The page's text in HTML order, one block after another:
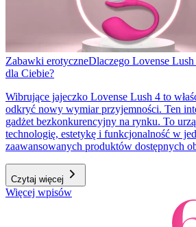
Zabawki erotyczneDlaczego Lovense
dla Ciebie?
Wibrujące jajeczko Lovense Lush 4 to
odkryć nowy wymiar przyjemności. Ten
gadżet bezkonkurencyjny na rynku. To
technologię, estetykę i funkcjonalność w
zaawansowanych produktów dostępnych
Czytaj więcej
Więcej wpisów